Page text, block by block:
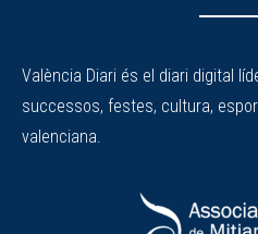
València Diari és el diari digital
successos, festes, cultura,
valenciana.